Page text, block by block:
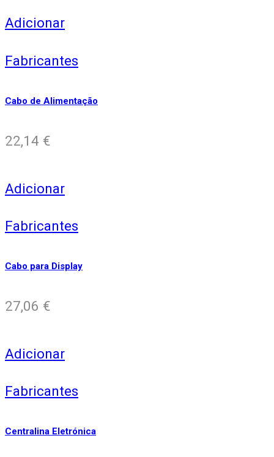
Adicionar
Fabricantes
Cabo de Alimentação
22,14 €
Adicionar
Fabricantes
Cabo para Display
27,06 €
Adicionar
Fabricantes
Centralina Eletrónica